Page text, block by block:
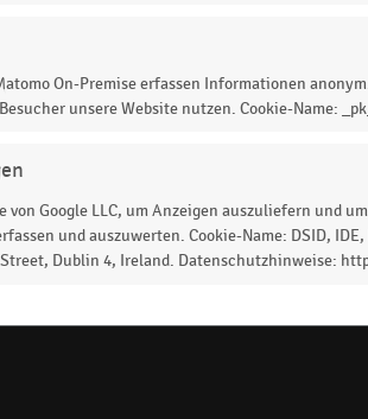
Ikea dm-
On-Premise erfassen Informationen
unsere Website nutzen. Cookie-Name:
von Google LLC, um Anzeigen auszuliefern und
und auszuwerten. Cookie-Name: DSID,
Street, Dublin 4, Ireland. Datenschutzhinweise: